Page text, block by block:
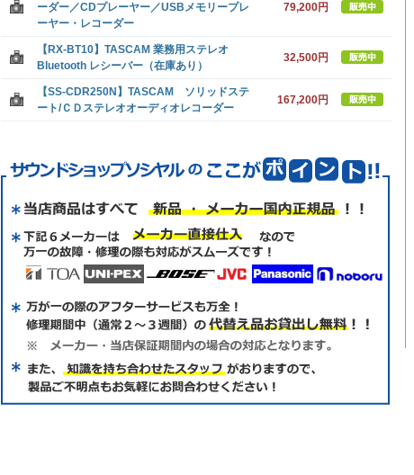
ーダー／CDプレーヤー／USBメモリープレ
ーヤー・レコーダー
79,200円
【RX-BT10】TASCAM 業務用ステレオ
Bluetooth レシーバー（在庫あり）
32,500円
【SS-CDR250N】TASCAM ソリッドステ
ート/ＣＤステレオオーディオレコーダー
167,200円